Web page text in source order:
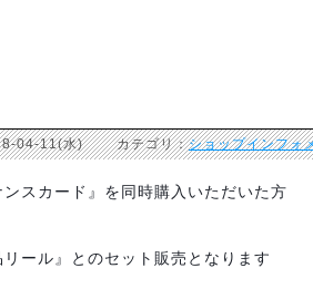
04-11(水) カテゴリ：ショップインフォ
スカード』を同時購入いただいた方
ール』とのセット販売となります